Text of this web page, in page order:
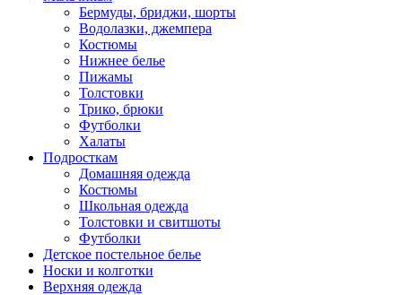
Бермуды, бриджи, шорты
Водолазки, джемпера
Костюмы
Нижнее белье
Пижамы
Толстовки
Трико, брюки
Футболки
Халаты
Подросткам
Домашняя одежда
Костюмы
Школьная одежда
Толстовки и свитшоты
Футболки
Детское постельное белье
Носки и колготки
Верхняя одежда